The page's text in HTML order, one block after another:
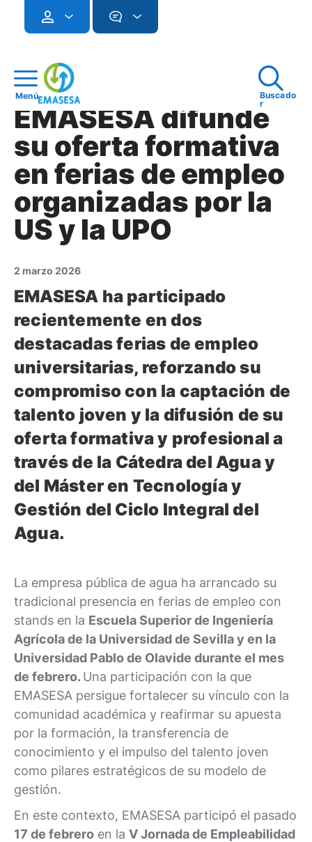
Menú
Buscado
r
EMASESA difunde
su oferta formativa
en ferias de empleo
organizadas por la
US y la UPO
2 marzo 2026
EMASESA ha participado
recientemente en dos
destacadas ferias de empleo
universitarias, reforzando su
compromiso con la captación de
talento joven y la difusión de su
oferta formativa y profesional a
través de la Cátedra del Agua y
del Máster en Tecnología y
Gestión del Ciclo Integral del
Agua.
La empresa pública de agua ha arrancado su
tradicional presencia en ferias de empleo con
stands en la Escuela Superior de Ingeniería
Agrícola de la Universidad de Sevilla y en la
Universidad Pablo de Olavide durante el mes
de febrero. Una participación con la que
EMASESA persigue fortalecer su vínculo con la
comunidad académica y reafirmar su apuesta
por la formación, la transferencia de
conocimiento y el impulso del talento joven
como pilares estratégicos de su modelo de
gestión.
En este contexto, EMASESA participó el pasado
17 de febrero en la V Jornada de Empleabilidad